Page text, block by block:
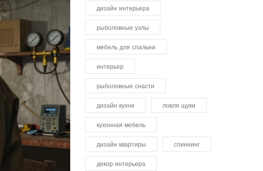
дизайн интерьера
рыболовные узлы
мебель для спальни
интерьер
рыболовные снасти
дизайн кухни ловля щуки
кухонная мебель
дизайн квартиры спиннинг
декор интерьера